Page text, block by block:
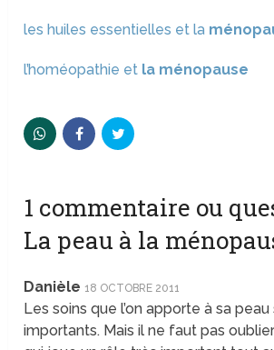
les huiles essentielles et la
l’homéopathie et la ménopause
1 commentaire ou
La peau à la
Danièle 18 OCTOBRE 2011
Les soins que l’on apporte à sa
importants. Mais il ne faut pas